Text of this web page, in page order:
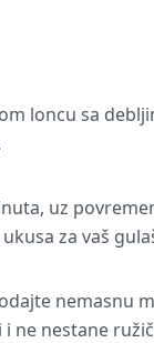
loncu sa
uz
za vaš
nemasnu
ne nestane